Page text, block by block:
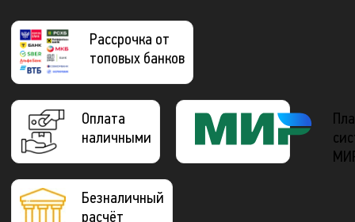
Рассрочка от
топовых банков
Оплата
наличными
Безналичный
расчёт